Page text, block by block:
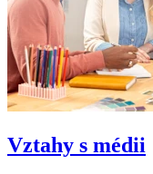
Vztahy s médii